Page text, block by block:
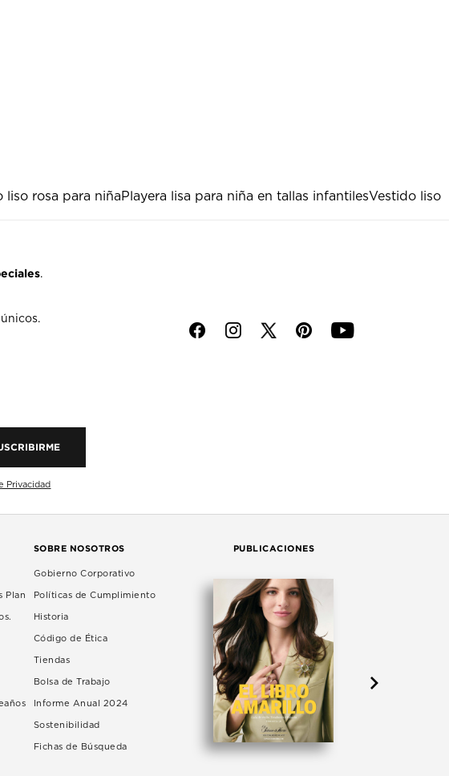
liso rosa para niñaPlayera lisa para niña en tallas infantilesVestido liso
.
Privacidad
f i p y
Plan
SOBRE NOSOTROS
Gobierno Corporativo
Políticas de Cumplimiento
Historia
Código de Ética
Tiendas
Bolsa de Trabajo
Informe Anual 2024
Sostenibilidad
Fichas de Búsqueda
PUBLICACIONES